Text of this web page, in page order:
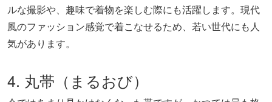
ルな撮影や、趣味で着物を楽しむ際にも活躍します。現代
風のファッション感覚で着こなせるため、若い世代にも人
気があります。
4. 丸帯（まるおび）